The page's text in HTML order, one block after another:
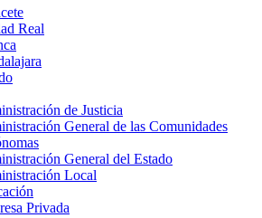
Real
de Justicia
General de las Comunidades
General del Estado
Local
Privada